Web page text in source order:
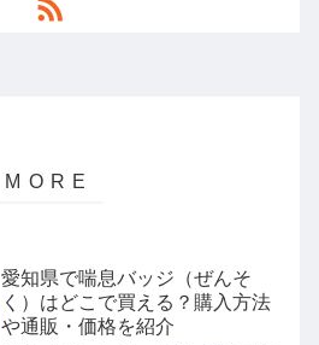
愛知県で喘息バッジ（ぜんそ
く）はどこで買える？購入方法
や通販・価格を紹介